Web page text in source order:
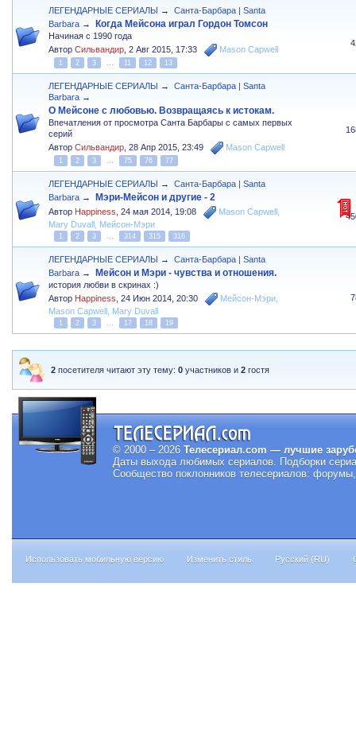
ЛЕГЕНДАРНЫЕ СЕРИАЛЫ →
Санта-Барбара | Santa
Barbara → Когда Мейсона играл Гордон Томсон
Начиная с 1990 года
АвторСильвандир ,2 Авг 2015, 17:33 Mason Capwell
1 2 3 ... 11 12 13
ЛЕГЕНДАРНЫЕ СЕРИАЛЫ →
Санта-Барбара | Santa
Barbara →
О Мейсоне с любовью. Возвращаясь к истокам.
Впечатления от просмотра Санта Барбары с самых первых
серий
АвторСильвандир ,28 Апр 2015, 23:49 Mason Capwell
1 2 3 ... 75 76 77
ЛЕГЕНДАРНЫЕ СЕРИАЛЫ →
Санта-Барбара | Santa
Barbara → Мэри-Мейсон и другие - 2
Автор Happiness ,24 мая 2014, 19:08 Mason Capwell
Mary Duvall Мейсон-Мэри
1 2 3 ... 314 315 316
ЛЕГЕНДАРНЫЕ СЕРИАЛЫ →
Санта-Барбара | Santa
Barbara → Мейсон и Мэри - чувства и отношения.
история любви в скринах :)
Автор Happiness ,24 Июн 2014, 20:30 Мейсон-Мэри
Mason Capwell Mary Duvall
1 2 3 ... 17 18 19
2 посетителя читают эту тему:0 участников и2 гостя
© 2000 – 2026 Телесериал.com — лучшие
Даты выхода любимых сериалов.
Подборки
Сообщество поклонников телесериалов:
Использовать мобильную версию Изменить стиль Русский (RU)